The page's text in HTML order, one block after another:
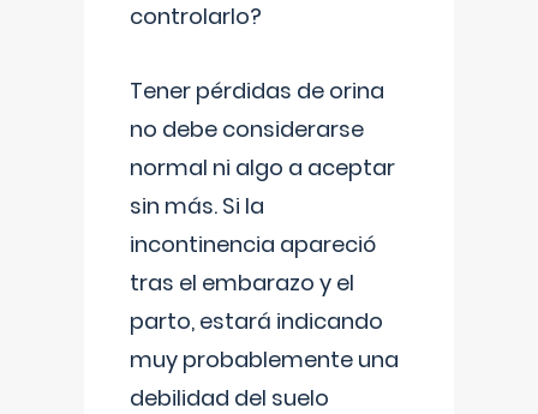
controlarlo?
Tener pérdidas de orina
no debe considerarse
normal ni algo a aceptar
sin más. Si la
incontinencia apareció
tras el embarazo y el
parto, estará indicando
muy probablemente una
debilidad del suelo